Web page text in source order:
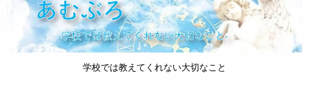
学校では教えてくれない大切なこと